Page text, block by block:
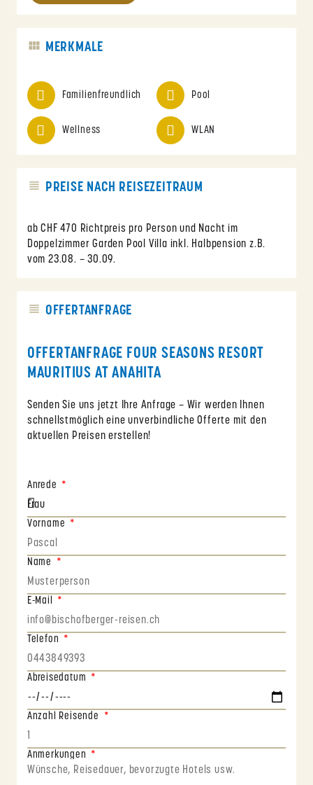
MERKMALE
Familienfreundlich Pool
Wellness WLAN
PREISE NACH REISEZEITRAUM
ab CHF 470 Richtpreis pro Person und Nacht im
Doppelzimmer Garden Pool Villa inkl. Halbpension z.B.
vom 23.08. – 30.09.
OFFERTANFRAGE
OFFERTANFRAGE FOUR SEASONS RESORT
MAURITIUS AT ANAHITA
Senden Sie uns jetzt Ihre Anfrage – Wir werden Ihnen
schnellstmöglich eine unverbindliche Offerte mit den
aktuellen Preisen erstellen!
Anrede
Vorname
Name
E-Mail
Telefon
Abreisedatum
Anzahl Reisende
Anmerkungen